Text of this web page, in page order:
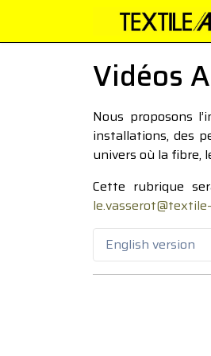
Vidéos
Nous proposons
installations, des
univers où la fibre,
Cette rubrique
English version